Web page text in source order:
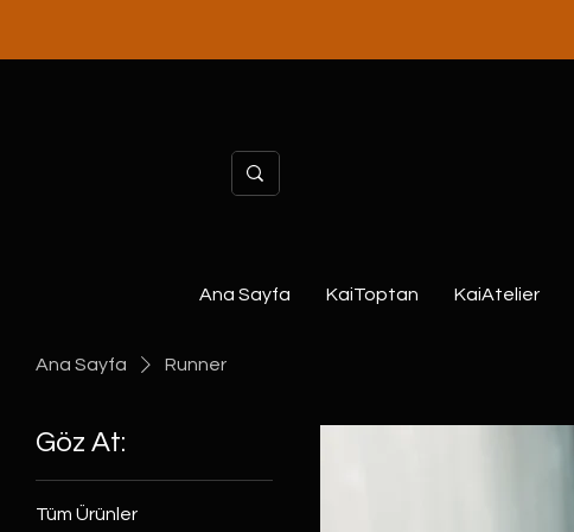
Ana Sayfa KaiToptan KaiAtelier
Ana Sayfa Runner
Göz At:
Tüm Ürünler